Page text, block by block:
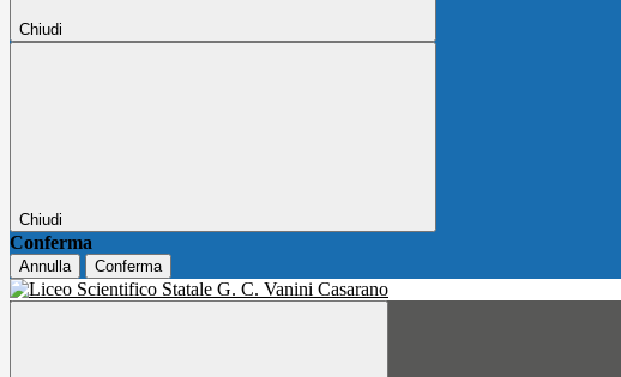
Chiudi
Chiudi
Conferma
Annulla Conferma